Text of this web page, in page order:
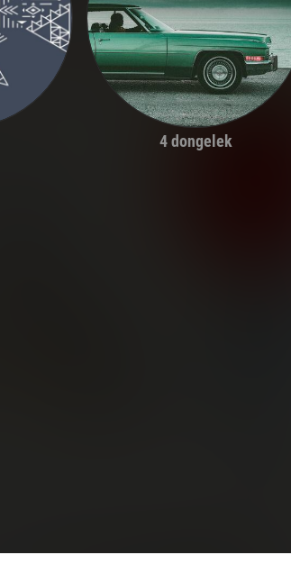
4 dongelek